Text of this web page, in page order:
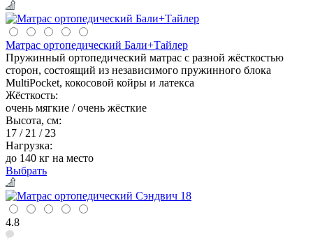
Матрас ортопедический Бали+Тайлер
Пружинный ортопедический матрас с разной жёсткостью
сторон, состоящий из независимого пружинного блока
MultiPocket, кокосовой койры и латекса
Жёсткость:
очень мягкие / очень жёсткие
Высота, см:
17 / 21 / 23
Нагрузка:
до 140 кг на место
Выбрать
4.8